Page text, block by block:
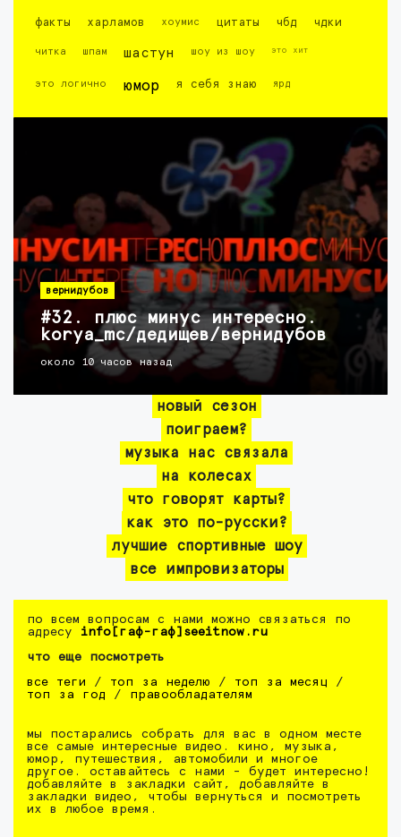
факты харламов хоумис цитаты чбд чдки
читка шпам шастун шоу из шоу это хит
это логично юмор я себя знаю ярд
вернидубов
#32. плюс минус интересно.
korya_mc/дедищев/вернидубов
около 10 часов назад
новый сезон
поиграем?
музыка нас связала
на колесах
что говорят карты?
как это по-русски?
лучшие спортивные шоу
все импровизаторы
по всем вопросам с нами можно связаться по
адресу info[гаф-гаф]seeitnow.ru
что еще посмотреть
все теги / топ за неделю / топ за месяц /
топ за год / правообладателям
мы постарались собрать для вас в одном месте
все самые интересные видео. кино, музыка,
юмор, путешествия, автомобили и многое
другое. оставайтесь с нами - будет интересно!
добавляйте в закладки сайт, добавляйте в
закладки видео, чтобы вернуться и посмотреть
их в любое время.